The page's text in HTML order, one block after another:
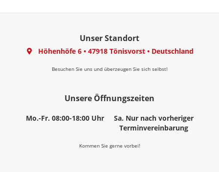
Unser Standort
Höhenhöfe 6• 47918 Tönisvorst• Deutschland
Besuchen Sie uns und überzeugen Sie sich selbst!
Unsere Öffnungszeiten
Mo.-Fr. 08:00-18:00 Uhr
Sa. Nur nach vorheriger
Terminvereinbarung
Kommen Sie gerne vorbei!